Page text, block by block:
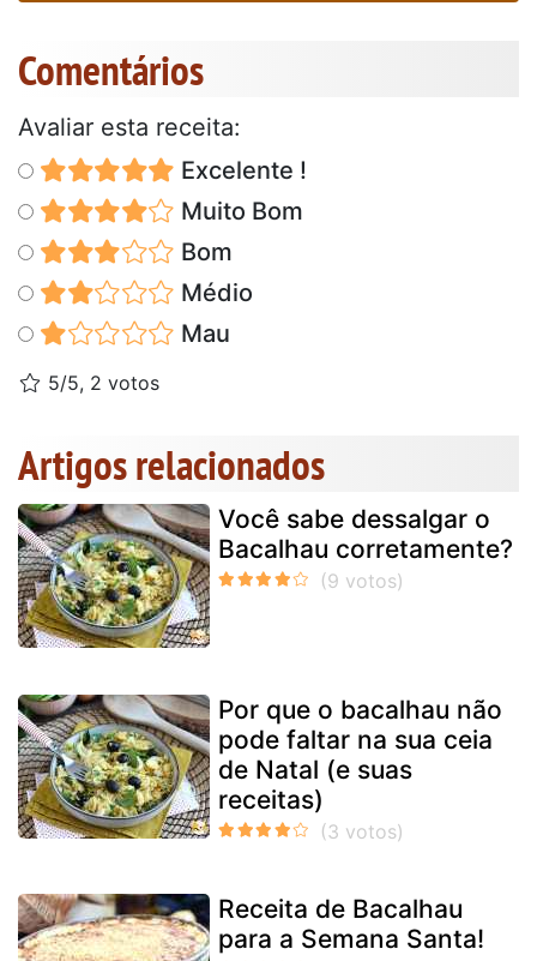
Comentários
Avaliar esta receita:
Excelente !
Muito Bom
Bom
Médio
Mau
5/5, 2 votos
Artigos relacionados
Você sabe dessalgar o
Bacalhau corretamente?
Por que o bacalhau não
pode faltar na sua ceia
de Natal (e suas
receitas)
Receita de Bacalhau
para a Semana Santa!